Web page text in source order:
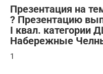
Презентация на
? Презентацию
I квал. категории
Набережные
1